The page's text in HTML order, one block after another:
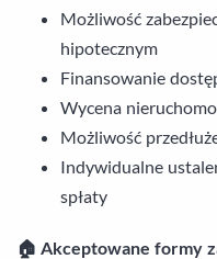
Możliwość
hipotecznym
Finansowanie
Wycena
Możliwość
Indywidualne
spłaty
🏠 Akceptowane formy